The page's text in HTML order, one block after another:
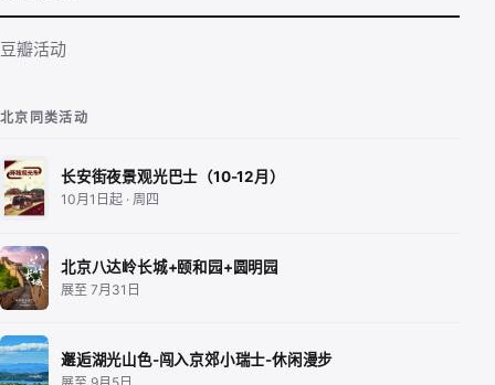
豆瓣活动
北京同类活动
长安街夜景观光巴士（10-12月）
10月1日起 · 周四
北京八达岭长城+颐和园+圆明园
展至 7月31日
邂逅湖光山色-闯入京郊小瑞士-休闲漫步